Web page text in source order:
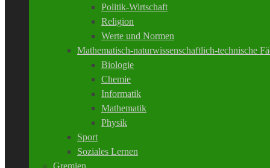
Politik-Wirtschaft
Religion
Werte und Normen
Mathematisch-naturwissenschaftlich-technische
Biologie
Chemie
Informatik
Mathematik
Physik
Sport
Soziales Lernen
Gremien